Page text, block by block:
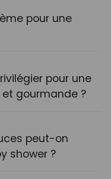
pour une
pour une
gourmande ?
peut-on
shower ?